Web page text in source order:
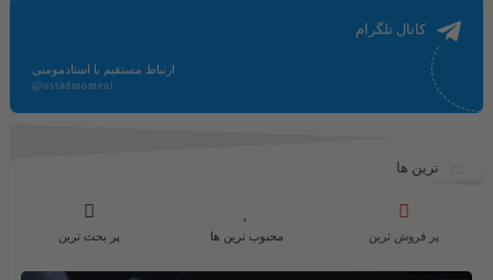
کانال تلگرام
ارتباط مستقیم با استادمومنی
@ostadmomeni
ترین ها
پر فروش ترین محبوب ترین ها پر بحث ترین